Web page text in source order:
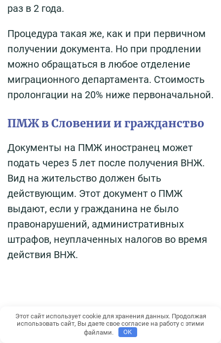
раз в 2 года.
Процедура такая же, как и при первичном
получении документа. Но при продлении
можно обращаться в любое отделение
миграционного департамента. Стоимость
пролонгации на 20% ниже первоначальной.
ПМЖ в Словении и гражданство
Документы на ПМЖ иностранец может
подать через 5 лет после получения ВНЖ.
Вид на жительство должен быть
действующим. Этот документ о ПМЖ
выдают, если у гражданина не было
правонарушений, административных
штрафов, неуплаченных налогов во время
действия ВНЖ.
Читайте оплюсах и минусах переезда в
Словению на ПМЖпо ссылке.
Этот сайт использует cookie для хранения данных. Продолжая
использовать сайт, Вы даете свое согласие на работу с этими
файлами.
OK